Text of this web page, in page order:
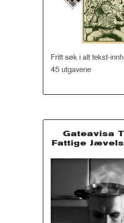
Fritt søk i alt tekst-
45 utgavene
Gateavisa
Fattige